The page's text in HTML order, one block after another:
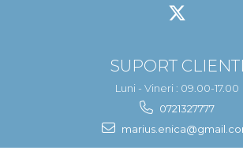
SUPORT CLIENTI
Luni - Vineri : 09.00-17.00
0721327777